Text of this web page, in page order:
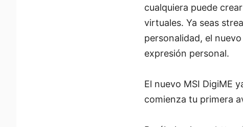
cualquiera puede
virtuales. Ya seas
personalidad, el
expresión personal.
El nuevo MSI DigiME
comienza tu primera